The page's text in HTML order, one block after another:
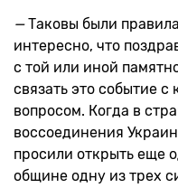
—Таковы были
интересно, что
с той или иной
связать это событие
вопросом. Когда в
воссоединения
просили открыть еще
общине одну из трех